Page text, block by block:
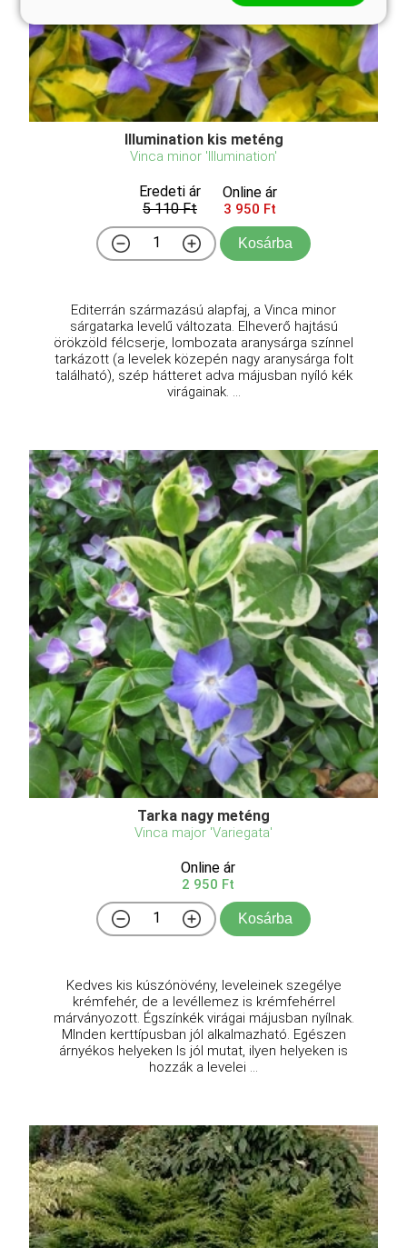
Illumination kis meténg
Vinca minor 'Illumination'
Eredeti ár
5 110 Ft
Online ár
3 950 Ft
Kosárba
Editerrán származású alapfaj, a Vinca minor
sárgatarka levelű változata. Elheverő hajtású
örökzöld félcserje, lombozata aranysárga színnel
tarkázott (a levelek közepén nagy aranysárga folt
található), szép hátteret adva májusban nyíló kék
virágainak. ...
Tarka nagy meténg
Vinca major 'Variegata'
Online ár
2 950 Ft
Kosárba
Kedves kis kúszónövény, leveleinek szegélye
krémfehér, de a levéllemez is krémfehérrel
márványozott. Égszínkék virágai májusban nyílnak.
MInden kerttípusban jól alkalmazható. Egészen
árnyékos helyeken ls jól mutat, ilyen helyeken is
hozzák a levelei ...